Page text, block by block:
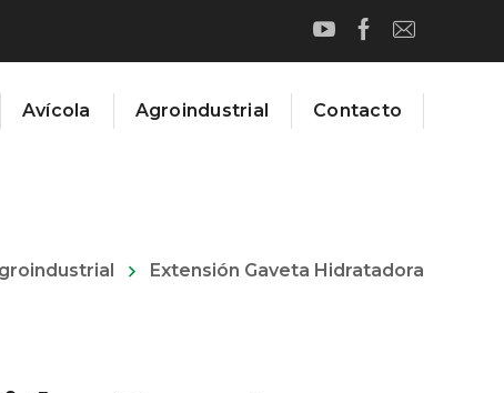
Avícola Agroindustrial Contacto
Extensión Gaveta Hidratadora